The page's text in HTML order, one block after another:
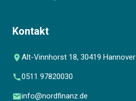
Kontakt
Alt-Vinnhorst 18, 30419 Hannover
0511 97820030
info@nordfinanz.de